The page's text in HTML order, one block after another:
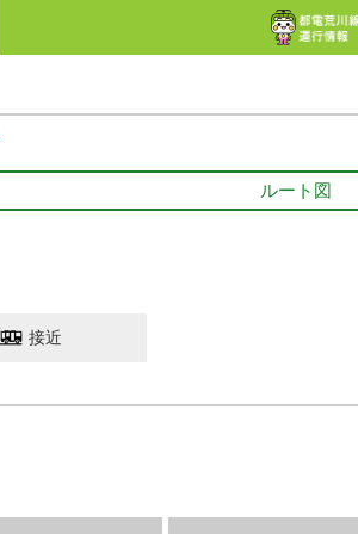
ルート図
接近